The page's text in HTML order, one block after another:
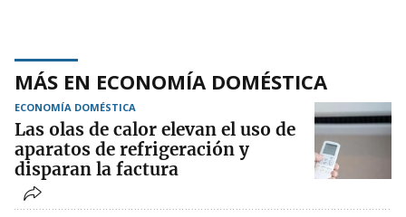
MÁS EN ECONOMÍA DOMÉSTICA
ECONOMÍA DOMÉSTICA
Las olas de calor elevan el uso de
aparatos de refrigeración y
disparan la factura